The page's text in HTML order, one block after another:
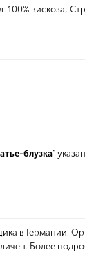
100% вискоза;
блузка"
в Германии.
Более